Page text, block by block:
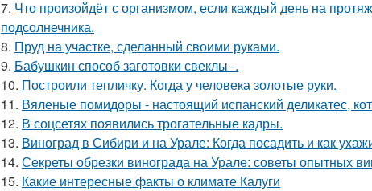
7. Что произойдёт с организмом, если каждый день на
подсолнечника.
8. Пруд на участке, сделанный своими руками.
9. Бабушкин способ заготовки свеклы -.
10. Построили тепличку. Когда у человека золотые руки.
11. Вяленые помидоры - настоящий испанский деликатес,
12. В соцсетях появились трогательные кадры.
13. Виноград в Сибири и на Урале: Когда посадить и как
14. Секреты обрезки винограда на Урале: советы опытных
15. Какие интересные факты о климате Калуги